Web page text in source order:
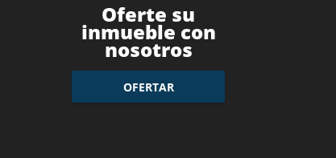
Oferte su
inmueble con
nosotros
OFERTAR